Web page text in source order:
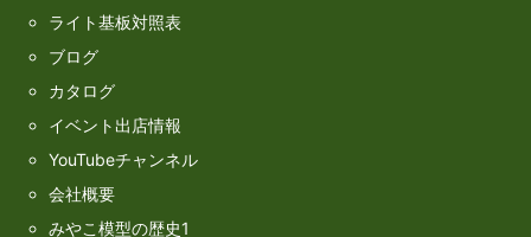
ライト基板対照表
ブログ
カタログ
イベント出店情報
YouTubeチャンネル
会社概要
みやこ模型の歴史1